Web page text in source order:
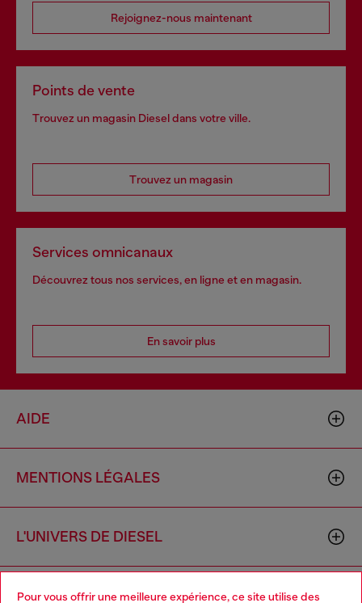
Pour vous offrir une meilleure expérience, ce site utilise des
Rejoignez-nous maintenant
Points de vente
Trouvez un magasin Diesel dans votre ville.
Trouvez un magasin
Services omnicanaux
Découvrez tous nos services, en ligne et en magasin.
En savoir plus
AIDE
MENTIONS LÉGALES
L'UNIVERS DE DIESEL
CORPORATE